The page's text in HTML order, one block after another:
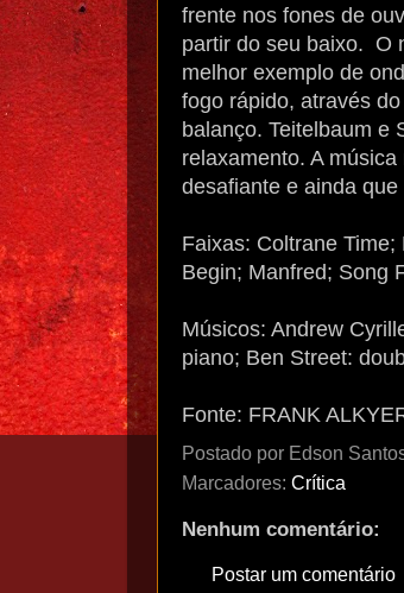
frente nos fones de
partir do seu baixo. O
melhor exemplo de
fogo rápido, através
balanço. Teitelbaum e
relaxamento. A
desafiante e ainda
Faixas: Coltrane
Begin; Manfred; Song
Músicos: Andrew
piano; Ben Street:
Fonte: FRANK
Postado por Edson
Marcadores: Crítica
Nenhum comentário:
Postar um comentário